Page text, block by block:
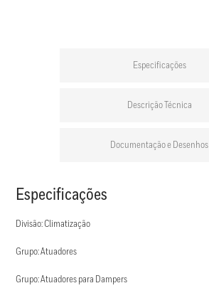
Especificações
Descrição Técnica
Documentação e Desenhos
Especificações
Divisão: Climatização
Grupo: Atuadores
Grupo: Atuadores para Dampers